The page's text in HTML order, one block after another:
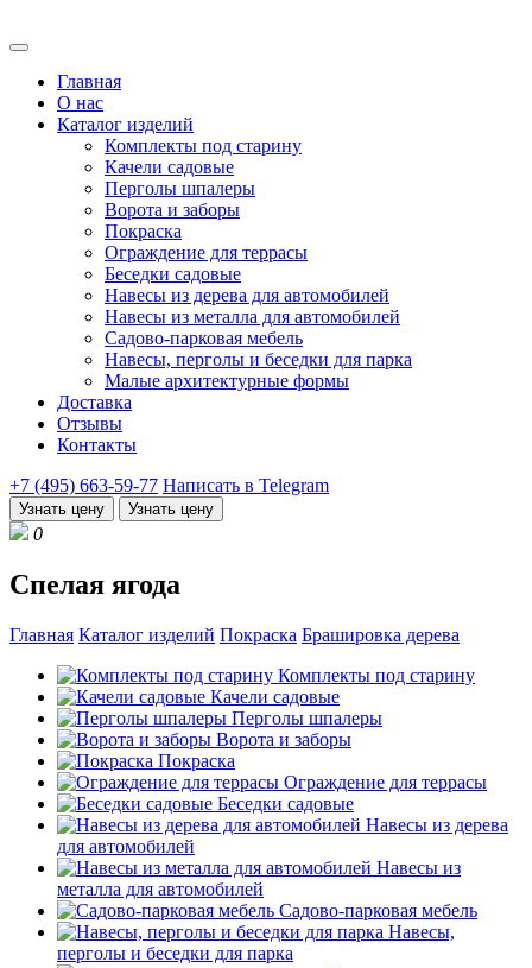
Главная
О нас
Каталог изделий
Комплекты под старину
Качели садовые
Перголы шпалеры
Ворота и заборы
Покраска
Ограждение для террасы
Беседки садовые
Навесы из дерева для автомобилей
Навесы из металла для автомобилей
Садово-парковая мебель
Навесы, перголы и беседки для парка
Малые архитектурные формы
Доставка
Отзывы
Контакты
+7 (495) 663-59-77 Написать в Telegram
Узнать цену Узнать цену
0
Спелая ягода
Главная Каталог изделий Покраска Брашировка дерева
Комплекты под старину
Качели садовые
Перголы шпалеры
Ворота и заборы
Покраска
Ограждение для террасы
Беседки садовые
Навесы из дерева
для автомобилей
Навесы из
металла для автомобилей
Садово-парковая мебель
Навесы,
перголы и беседки для парка